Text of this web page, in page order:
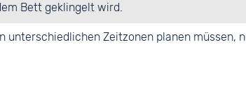
Bett geklingelt wird.
Zeitzonen planen müssen,